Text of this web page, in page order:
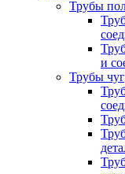
Трубы
и
Трубы